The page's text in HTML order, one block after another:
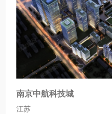
南京中航科技城
江苏